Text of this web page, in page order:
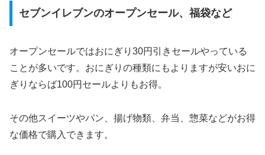
セブンイレブンのオープンセール、福袋など
オープンセールではおにぎり30円引きセールやっている
ことが多いです。おにぎりの種類にもよりますが安いおに
ぎりならば100円セールよりもお得。
その他スイーツやパン、揚げ物類、弁当、惣菜などがお得
な価格で購入できます。